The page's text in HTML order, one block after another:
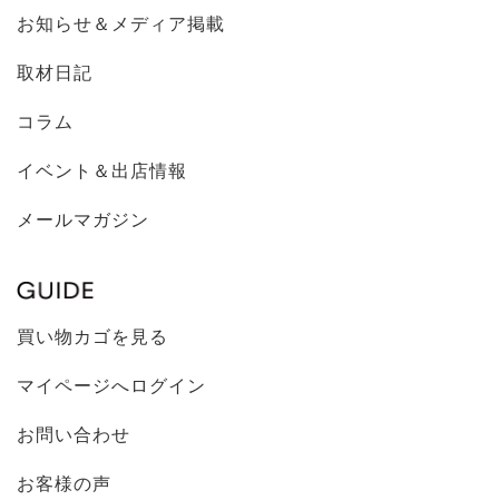
お知らせ＆メディア掲載
取材日記
コラム
イベント＆出店情報
メールマガジン
買い物カゴを見る
マイページへログイン
お問い合わせ
お客様の声